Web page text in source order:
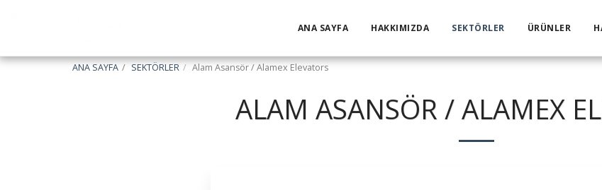
ANA SAYFA HAKKIMIZDA SEKTÖRLER ÜRÜNLER
ANA SAYFA SEKTÖRLER Alam Asansör / Alamex Elevators
ALAM ASANSÖR / ALAMEX